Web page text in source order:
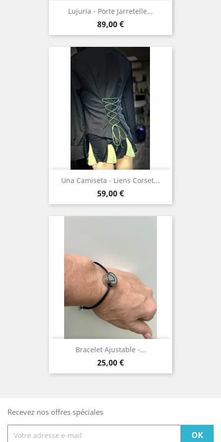
Lujuria - Porte Jarretelle...
Prix
89,00 €
Una Camiseta - Liens Corset...
Prix
59,00 €
Bracelet Ajustable -...
Prix
25,00 €
Recevez nos offres spéciales